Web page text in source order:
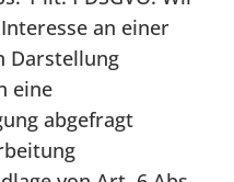
an einer
Darstellung
eine
abgefragt